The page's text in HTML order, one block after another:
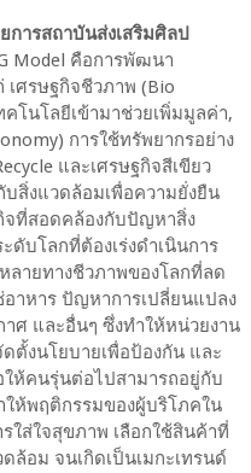
การสถาบันส่งเสริมศิลป
Model คือการพัฒนา
เศรษฐกิจชีวภาพ (Bio
โนโลยีเข้ามาช่วยเพิ่มมูลค่า,
การใช้ทรัพยากรอย่าง
และเศรษฐกิจสีเขียว
บสิ่งแวดล้อมเพื่อความยั่งยืน
จที่สอดคล้องกับปัญหาสิ่ง
บโลกที่ต้องเร่งดำเนินการ
ลายทางชีวภาพของโลกที่ลด
าหาร ปัญหาการเปลี่ยนแปลง
ศ และอื่นๆ ซึ่งทำให้หน่วยงาน
ตั้งนโยบายเพื่อป้องกัน และ
ให้คนรุ่นต่อไปสามารถอยู่กับ
ห้พฤติกรรมของผู้บริโภคใน
ส่ใจสุขภาพ เลือกใช้สินค้าที่
ล้อม จนเกิดเป็นเมกะเทรนด์